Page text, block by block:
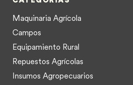
Maquinaria Agrícola
Campos
Equipamiento Rural
Repuestos Agrícolas
Insumos Agropecuarios